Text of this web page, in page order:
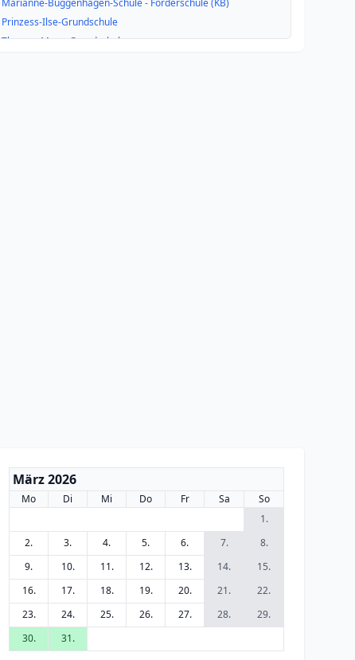
Marianne-Buggenhagen-Schule - Förderschule (KB)
Prinzess-Ilse-Grundschule
Thomas-Mann-Grundschule
März 2026
Mo Di Mi Do Fr Sa
So
1.
2.
3. 4. 5. 6. 7.
8.
9.
10. 11. 12. 13. 14.
15.
16.
17. 18. 19. 20. 21.
22.
23.
24. 25. 26. 27. 28.
29.
30.
31.